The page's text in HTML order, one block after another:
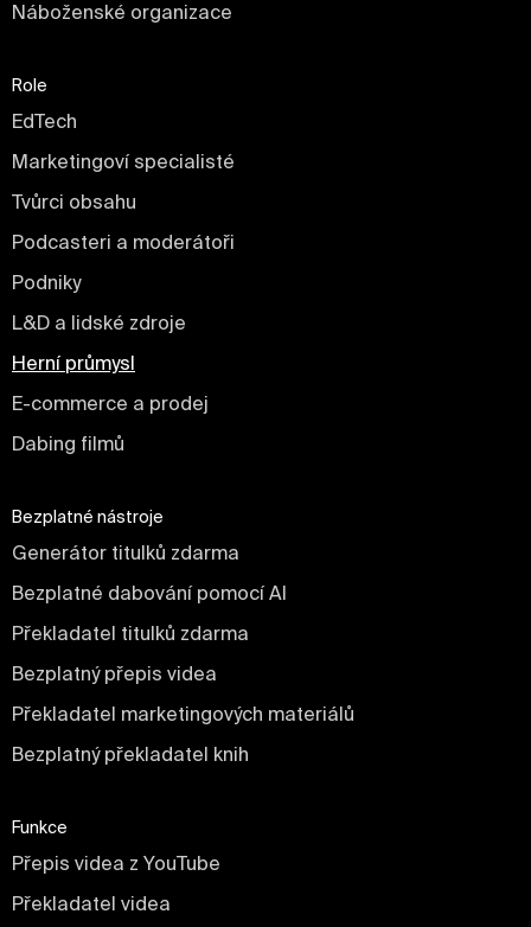
Náboženské organizace
Role
EdTech
Marketingoví specialisté
Tvůrci obsahu
Podcasteri a moderátoři
Podniky
L&D a lidské zdroje
Herní průmysl
E-commerce a prodej
Dabing filmů
Bezplatné nástroje
Generátor titulků zdarma
Bezplatné dabování pomocí AI
Překladatel titulků zdarma
Bezplatný přepis videa
Překladatel marketingových materiálů
Bezplatný překladatel knih
Funkce
Přepis videa z YouTube
Překladatel videa